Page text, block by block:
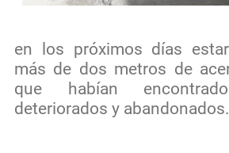
en los próximos días
más de dos metros de
que habían
deteriorados y abandonados.